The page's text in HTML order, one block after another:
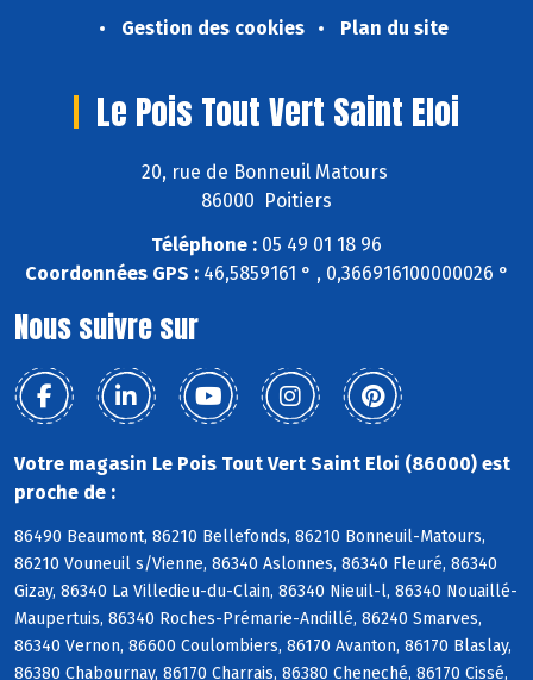
Gestion des cookies
Plan du site
Le Pois Tout Vert Saint Eloi
20, rue de Bonneuil Matours
86000 Poitiers
Téléphone : 05 49 01 18 96
Coordonnées GPS :46,5859161 ° , 0,366916100000026 °
Nous suivre sur
Votre magasin Le Pois Tout Vert Saint Eloi (86000) est
proche de :
86490 Beaumont, 86210 Bellefonds, 86210 Bonneuil-Matours,
86210 Vouneuil s/Vienne, 86340 Aslonnes, 86340 Fleuré, 86340
Gizay, 86340 La Villedieu-du-Clain, 86340 Nieuil-l, 86340 Nouaillé-
Maupertuis, 86340 Roches-Prémarie-Andillé, 86240 Smarves,
86340 Vernon, 86600 Coulombiers, 86170 Avanton, 86170 Blaslay,
86380 Chabournay, 86170 Charrais, 86380 Cheneché, 86170 Cissé,